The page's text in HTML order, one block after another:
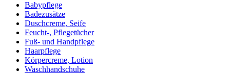
Babypflege
Badezusätze
Duschcreme, Seife
Feucht-, Pflegetücher
Fuß- und Handpflege
Haarpflege
Körpercreme, Lotion
Waschhandschuhe